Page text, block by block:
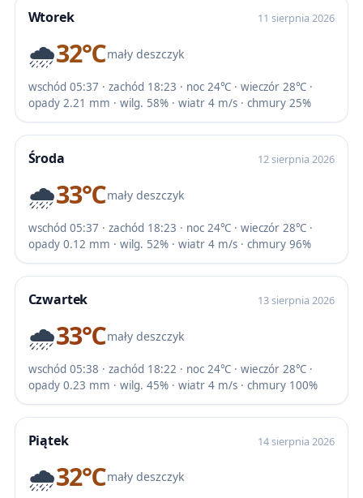
Wtorek 11 sierpnia 2026
🌧️32℃mały deszczyk
wschód 05:37 · zachód 18:23 · noc 24℃ · wieczór 28℃ ·
opady 2.21 mm · wilg. 58% · wiatr 4 m/s · chmury 25%
Środa 12 sierpnia 2026
🌧️33℃mały deszczyk
wschód 05:37 · zachód 18:23 · noc 24℃ · wieczór 28℃ ·
opady 0.12 mm · wilg. 52% · wiatr 4 m/s · chmury 96%
Czwartek 13 sierpnia 2026
🌧️33℃mały deszczyk
wschód 05:38 · zachód 18:22 · noc 24℃ · wieczór 28℃ ·
opady 0.23 mm · wilg. 45% · wiatr 4 m/s · chmury 100%
Piątek 14 sierpnia 2026
🌧️32℃mały deszczyk